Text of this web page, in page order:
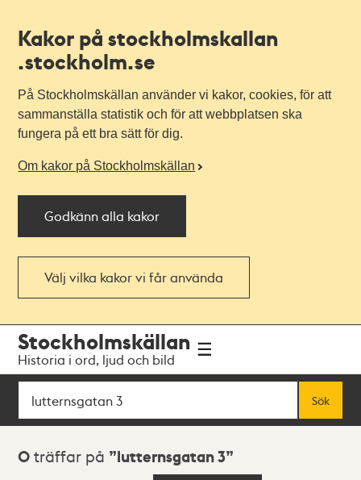
Kakor på stockholmskallan
.stockholm.se
På Stockholmskällan använder vi kakor, cookies, för att
sammanställa statistik och för att webbplatsen ska
fungera på ett bra sätt för dig.
Om kakor på Stockholmskällan
Godkänn alla kakor
Välj vilka kakor vi får använda
navigationen
huvudinnehållet
Stockholmskällan
Historia i ord, ljud och bild
Sök
Sök
Sökresultat
0 träffar på lutternsgatan 3